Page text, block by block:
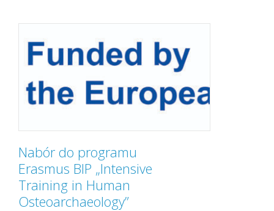
Nabór do programu
Erasmus BIP „Intensive
Training in Human
Osteoarchaeology”